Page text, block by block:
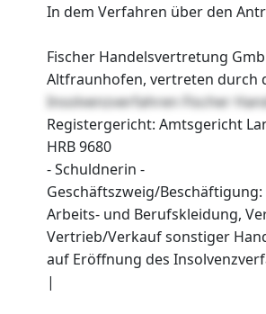
In dem Verfahren über den
Fischer Handelsvertretung
Altfraunhofen, vertreten durch
Insolvenzverfahren Fischer
Registergericht: Amtsgericht
HRB 9680
- Schuldnerin -
Geschäftszweig/
Arbeits- und Berufskleidung,
Vertrieb/Verkauf sonstiger
auf Eröffnung des
|